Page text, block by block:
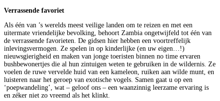
Verrassende favoriet
Als één van ’s werelds meest veilige landen om te reizen en met een
uitermate vriendelijke bevolking, behoort Zambia ongetwijfeld tot één van
de verrassende favorieten. De gidsen hier hebben een voortreffelijk
inlevingsvermogen. Ze spelen in op kinderlijke (en uw eigen…!)
nieuwsgierigheid en maken van jonge toeristen binnen no time ervaren
bushbewonertjes die al hun zintuigen weten te gebruiken in de wildernis. Ze
voelen de ruwe vervelde huid van een kameleon, ruiken aan wilde munt, en
luisteren naar het geroep van exotische vogels. Samen gaat u op een
‘poepwandeling’, wat – geloof ons – een waanzinnig leerzame ervaring is
en zéker niet zo vreemd als het klinkt.